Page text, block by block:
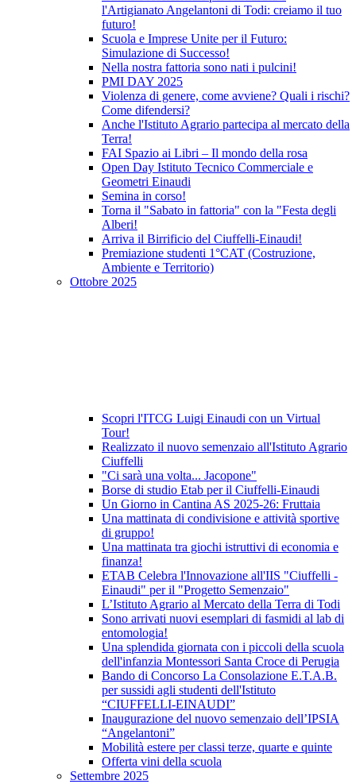
l'Artigianato Angelantoni di Todi: creiamo il tuo
futuro!
Scuola e Imprese Unite per il Futuro:
Simulazione di Successo!
Nella nostra fattoria sono nati i pulcini!
PMI DAY 2025
Violenza di genere, come avviene? Quali i rischi?
Come difendersi?
Anche l'Istituto Agrario partecipa al mercato della
Terra!
FAI Spazio ai Libri – Il mondo della rosa
Open Day Istituto Tecnico Commerciale e
Geometri Einaudi
Semina in corso!
Torna il "Sabato in fattoria" con la "Festa degli
Alberi!
Arriva il Birrificio del Ciuffelli-Einaudi!
Premiazione studenti 1°CAT (Costruzione,
Ambiente e Territorio)
Ottobre 2025
Scopri l'ITCG Luigi Einaudi con un Virtual
Tour!
Realizzato il nuovo semenzaio all'Istituto Agrario
Ciuffelli
"Ci sarà una volta... Jacopone"
Borse di studio Etab per il Ciuffelli-Einaudi
Un Giorno in Cantina AS 2025-26: Fruttaia
Una mattinata di condivisione e attività sportive
di gruppo!
Una mattinata tra giochi istruttivi di economia e
finanza!
ETAB Celebra l'Innovazione all'IIS "Ciuffelli -
Einaudi" per il "Progetto Semenzaio"
L’Istituto Agrario al Mercato della Terra di Todi
Sono arrivati nuovi esemplari di fasmidi al lab di
entomologia!
Una splendida giornata con i piccoli della scuola
dell'infanzia Montessori Santa Croce di Perugia
Bando di Concorso La Consolazione E.T.A.B.
per sussidi agli studenti dell'Istituto
“CIUFFELLI-EINAUDI”
Inaugurazione del nuovo semenzaio dell’IPSIA
“Angelantoni”
Mobilità estere per classi terze, quarte e quinte
Offerta vini della scuola
Settembre 2025